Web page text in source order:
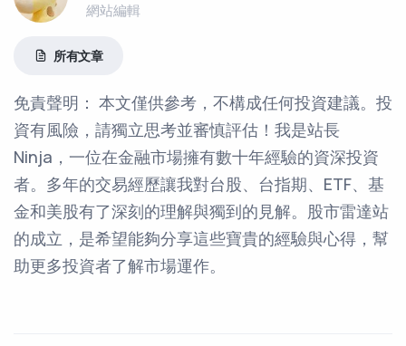
網站編輯
所有文章
免責聲明： 本文僅供參考，不構成任何投資建議。投
資有風險，請獨立思考並審慎評估！我是站長
Ninja，一位在金融市場擁有數十年經驗的資深投資
者。多年的交易經歷讓我對台股、台指期、ETF、基
金和美股有了深刻的理解與獨到的見解。股市雷達站
的成立，是希望能夠分享這些寶貴的經驗與心得，幫
助更多投資者了解市場運作。